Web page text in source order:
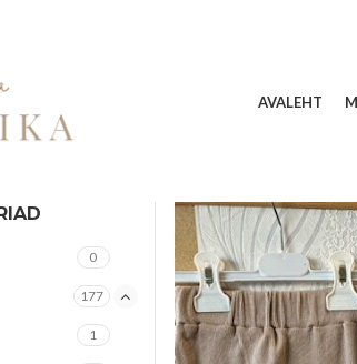
AVALEHT
0
177
1